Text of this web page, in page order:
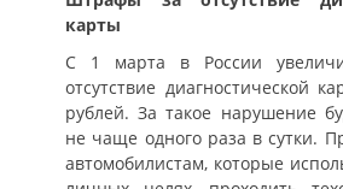
карты
С 1 марта в России
отсутствие диагностической
рублей. За такое нарушение
не чаще одного раза в сутки.
автомобилистам, которые